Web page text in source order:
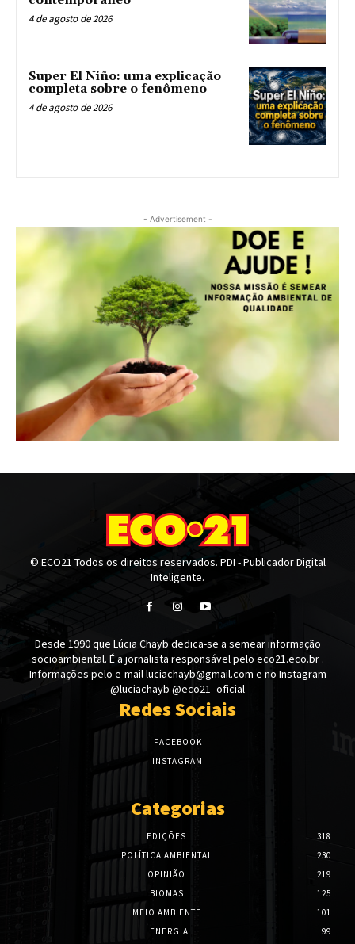
4 de agosto de 2026
Super El Niño: uma explicação
completa sobre o fenômeno
4 de agosto de 2026
- Advertisement -
© ECO21 Todos os direitos reservados. PDI - Publicador Digital
Inteligente.
Desde 1990 que Lúcia Chayb dedica-se a semear informação
socioambiental. É a jornalista responsável pelo eco21.eco.br .
Informações pelo e-mail luciachayb@gmail.com e no Instagram
@luciachayb @eco21_oficial
Redes Sociais
FACEBOOK
INSTAGRAM
Categorias
EDIÇÕES
318
POLÍTICA AMBIENTAL
230
OPINIÃO
219
BIOMAS
125
MEIO AMBIENTE
101
ENERGIA
99